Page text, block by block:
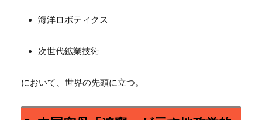
海洋ロボティクス
次世代鉱業技術
において、世界の先頭に立つ。